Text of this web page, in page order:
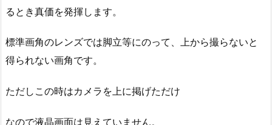
るとき真価を発揮します。
標準画角のレンズでは脚立等にのって、上から撮らないと
得られない画角です。
ただしこの時はカメラを上に掲げただけ
なので液晶画面は見えていません。